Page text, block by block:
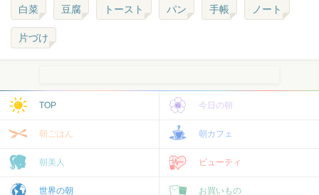
白菜 豆腐 トースト パン 手帳 ノート
片づけ
TOP 今日の朝
朝ごはん 朝カフェ
朝美人 ビューティ
世界の朝 お買いもの